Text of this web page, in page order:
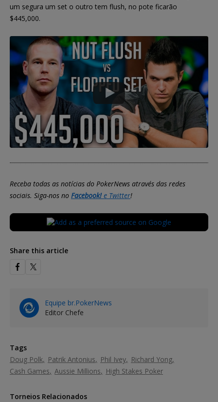
um segura um set o outro tem flush, no pote ficarão
$445,000.
Receba todas as notícias do PokerNews através das redes
sociais. Siga-nos no Facebook!e Twitter!
Share this article
Equipe br.PokerNews
Editor Chefe
Tags
Doug Polk
Patrik Antonius Phil Ivey
Richard Yong
Cash Games Aussie Millions High Stakes Poker
Torneios Relacionados